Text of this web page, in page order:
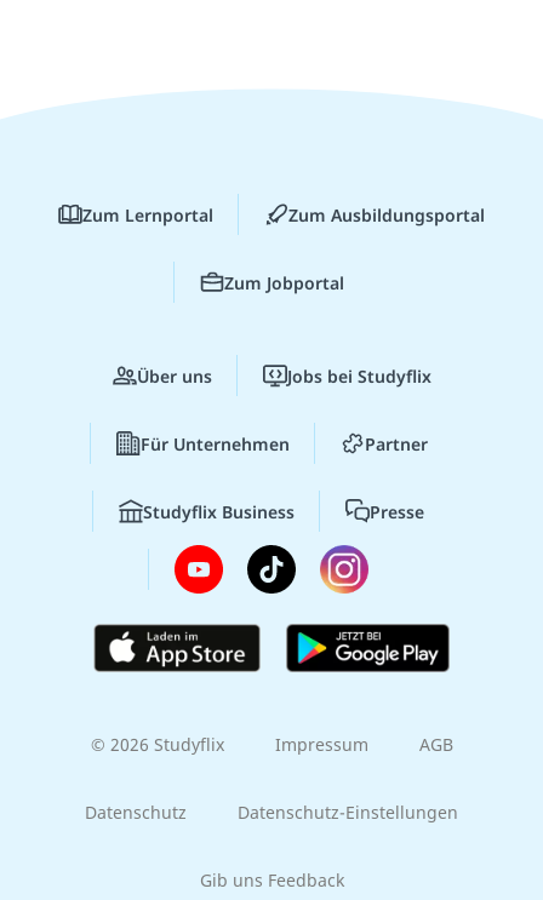
Zum Lernportal Zum Ausbildungsportal
Zum Jobportal
Über uns Jobs bei Studyflix
Für Unternehmen Partner
Studyflix Business Presse
© 2026 Studyflix Impressum AGB
Datenschutz Datenschutz-Einstellungen
Gib uns Feedback